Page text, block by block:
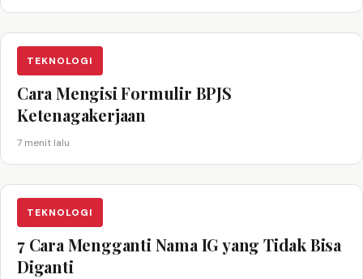
TEKNOLOGI
Cara Mengisi Formulir BPJS
Ketenagakerjaan
7 menit lalu
TEKNOLOGI
7 Cara Mengganti Nama IG yang Tidak Bisa
Diganti